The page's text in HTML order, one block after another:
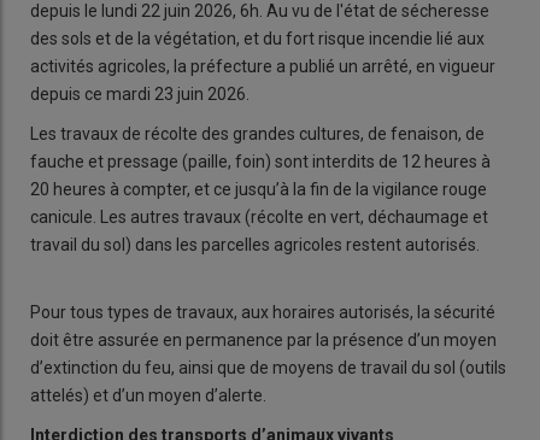
depuis le lundi 22 juin 2026, 6h. Au vu de l'état de sécheresse
des sols et de la végétation, et du fort risque incendie lié aux
activités agricoles, la préfecture a publié un arrêté, en vigueur
depuis ce mardi 23 juin 2026.
Les travaux de récolte des grandes cultures, de fenaison, de
fauche et pressage (paille, foin) sont interdits de 12 heures à
20 heures à compter, et ce jusqu’à la fin de la vigilance rouge
canicule. Les autres travaux (récolte en vert, déchaumage et
travail du sol) dans les parcelles agricoles restent autorisés.
Pour tous types de travaux, aux horaires autorisés, la sécurité
doit être assurée en permanence par la présence d’un moyen
d’extinction du feu, ainsi que de moyens de travail du sol (outils
attelés) et d’un moyen d’alerte.
Interdiction des transports d’animaux vivants